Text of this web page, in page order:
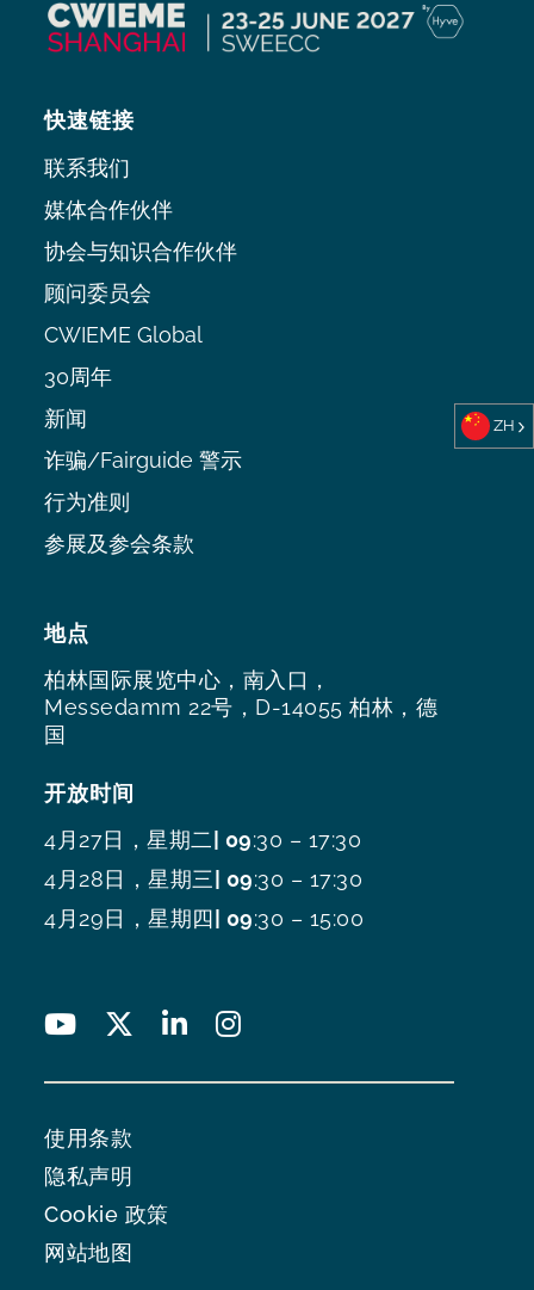
地点
柏林国际展览中心，南入口，
Messedamm 22号，D-14055 柏林，德
国
开放时间
4月27日，星期二| 09:30 – 17:30
4月28日，星期三| 09:30 – 17:30
4月29日，星期四| 09:30 – 15:00
快速链接
联系我们
媒体合作伙伴
协会与知识合作伙伴
顾问委员会
CWIEME Global
30周年
新闻
诈骗/Fairguide 警示
行为准则
参展及参会条款
使用条款
隐私声明
Cookie 政策
网站地图
ZH